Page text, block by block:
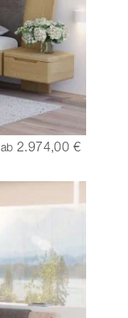
ab 2.974,00 €